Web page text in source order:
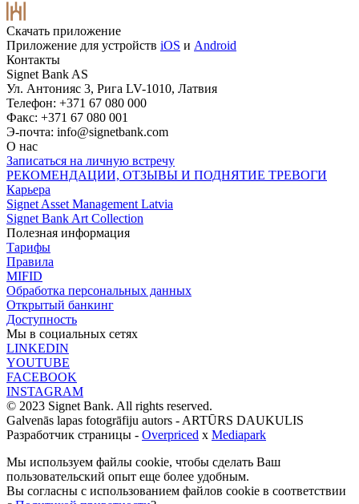
Скачать приложение
Приложение для устройств iOS и Android
Контакты
Signet Bank AS
Ул. Антонияс 3, Рига LV-1010, Латвия
Телефон: +371 67 080 000
Факс: +371 67 080 001
Э-почта: info@signetbank.com
О нас
Записаться на личную встречу
РЕКОМЕНДАЦИИ, ОТЗЫВЫ И ПОДНЯТИЕ ТРЕВОГИ
Карьера
Signet Asset Management Latvia
Signet Bank Art Collection
Полезная информация
Тарифы
Правила
MIFID
Обработка персональных данных
Открытый банкинг
Доступность
Мы в социальных сетях
LINKEDIN
YOUTUBE
FACEBOOK
INSTAGRAM
© 2023 Signet Bank. All rights reserved.
Galvenās lapas fotogrāfiju autors - ARTŪRS DAUKULIS
Разработчик страницы - Overpriced x Mediapark
Мы используем файлы cookie, чтобы сделать Ваш
пользовательский опыт еще более удобным.
Вы согласны с использованием файлов cookie в соответствии